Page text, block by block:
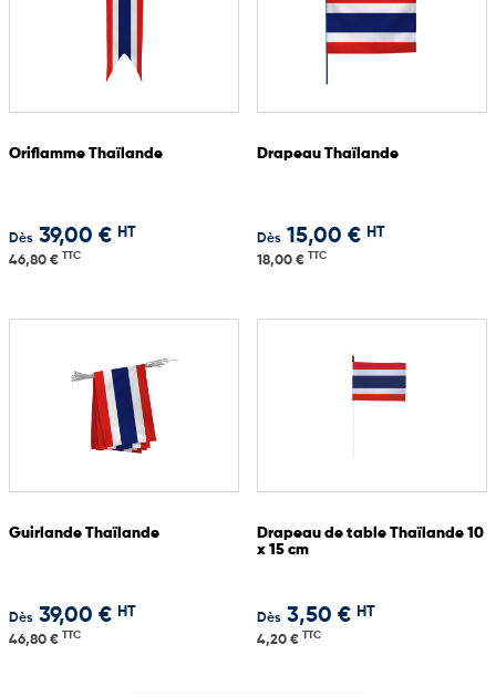
Oriflamme Thaïlande
Dès 39,00 € HT
46,80 € TTC
Drapeau Thaïlande
Dès 15,00 € HT
18,00 € TTC
Guirlande Thaïlande
Dès 39,00 € HT
46,80 € TTC
Drapeau de table Thaïlande 10
x 15 cm
Dès 3,50 € HT
4,20 € TTC